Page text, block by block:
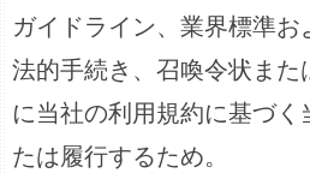
ガイドライン、業界標準お
法的手続き、召喚令状ま
に当社の利用規約に基づく
たは履行するため。